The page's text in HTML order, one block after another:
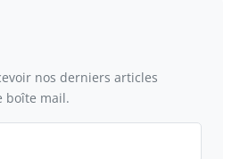
nos derniers articles
boîte mail.